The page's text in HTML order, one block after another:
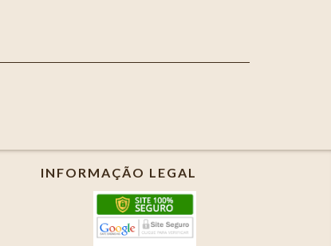
INFORMAÇÃO LEGAL